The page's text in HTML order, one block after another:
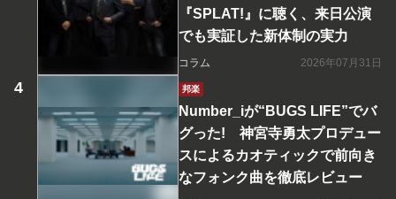
『SPLAT!』に聴く、来日公演
でも実証した新体制の実力
コラム 2026年07月31日
邦楽
Number_iが“BUGS LIFE”でバ
グった! 神宮寺勇太プロデュー
スによるカオティックで前向き
なフォンク曲を徹底レビュー